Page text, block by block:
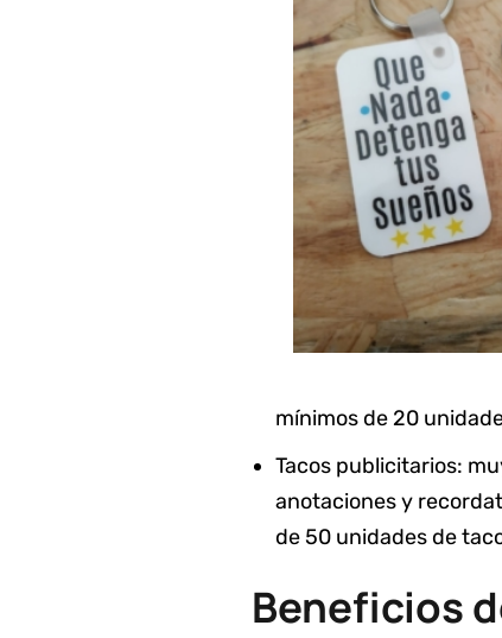
mínimos de 20
Tacos publicitarios:
anotaciones y
de 50 unidades de
Beneficios